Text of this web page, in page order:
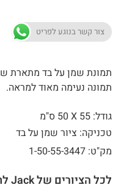
צור קשר בנוגע לפריט
תמונת שמן על בד מתארת
תמונה נעימה מאוד למראה.
גודל: 55 X
50 ס"מ
טכניקה: ציור שמן על בד
מק"ט: 1-50-55-3447
לכל הציורים של Jack לחצו כאן